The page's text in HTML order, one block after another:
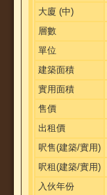
大廈 (中)
層數
單位
建築面積
實用面積
售價
出租價
呎售(建築/實用)
呎租(建築/實用)
入伙年份